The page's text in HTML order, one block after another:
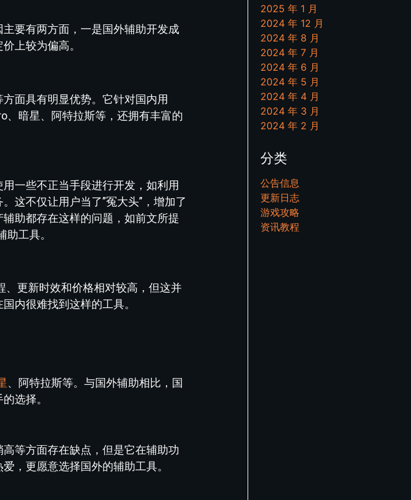
要有两方面，一是国外辅助开发成
上较为偏高。
面具有明显优势。它针对国内用
、暗星、阿特拉斯等，还拥有丰富的
一些不正当手段进行开发，如利用
这不仅让用户当了”冤大头”，增加了
助都存在这样的问题，如前文所提
工具。
、更新时效和价格相对较高，但这并
内很难找到这样的工具。
、阿特拉斯等。与国外辅助相比，国
选择。
等方面存在缺点，但是它在辅助功
，更愿意选择国外的辅助工具。
2025 年 1 月
2024 年 12 月
2024 年 8 月
2024 年 7 月
2024 年 6 月
2024 年 5 月
2024 年 4 月
2024 年 3 月
2024 年 2 月
分类
公告信息
更新日志
游戏攻略
资讯教程